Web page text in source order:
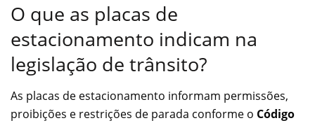
O que as placas de
estacionamento indicam na
legislação de trânsito?
As placas de estacionamento informam permissões,
proibições e restrições de parada conforme o Código